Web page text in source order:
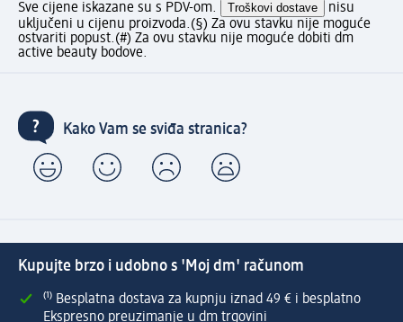
Sve cijene iskazane su s PDV-om. Troškovi dostave
nisu
uključeni u cijenu proizvoda.(§) Za ovu stavku nije moguće
ostvariti popust.(#) Za ovu stavku nije moguće dobiti dm
active beauty bodove.
Kako Vam se sviđa stranica?
Kupujte brzo i udobno s 'Moj dm' računom
⁽¹⁾ Besplatna dostava za kupnju iznad 49 € i besplatno
Ekspresno preuzimanje u dm trgovini